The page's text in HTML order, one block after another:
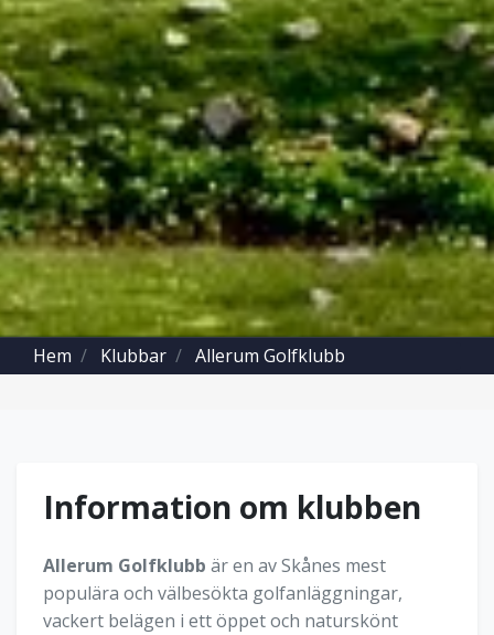
Hem Klubbar Allerum Golfklubb
Information om klubben
Allerum Golfklubb är en av Skånes mest
populära och välbesökta golfanläggningar,
vackert belägen i ett öppet och naturskönt